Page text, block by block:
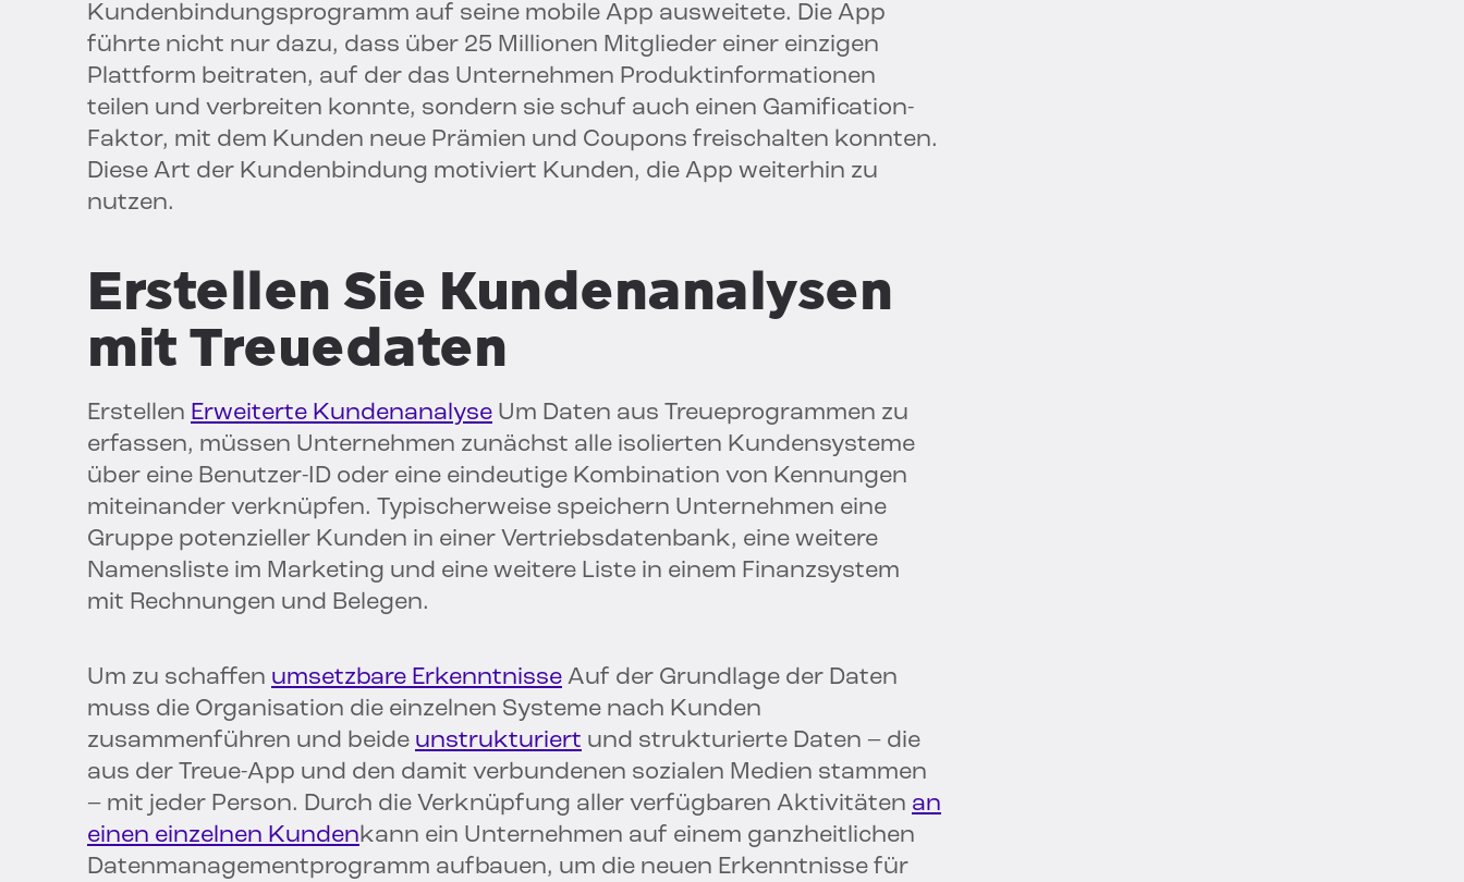
Kundenbindungsprogramm auf seine mobile App ausweitete. Die App
führte nicht nur dazu, dass über 25 Millionen Mitglieder einer einzigen
Plattform beitraten, auf der das Unternehmen Produktinformationen
teilen und verbreiten konnte, sondern sie schuf auch einen Gamification-
Faktor, mit dem Kunden neue Prämien und Coupons freischalten konnten.
Diese Art der Kundenbindung motiviert Kunden, die App weiterhin zu
nutzen.
Erstellen Sie Kundenanalysen
mit Treuedaten
Erstellen Erweiterte Kundenanalyse Um Daten aus Treueprogrammen zu
erfassen, müssen Unternehmen zunächst alle isolierten Kundensysteme
über eine Benutzer-ID oder eine eindeutige Kombination von Kennungen
miteinander verknüpfen. Typischerweise speichern Unternehmen eine
Gruppe potenzieller Kunden in einer Vertriebsdatenbank, eine weitere
Namensliste im Marketing und eine weitere Liste in einem Finanzsystem
mit Rechnungen und Belegen.
Um zu schaffen umsetzbare Erkenntnisse Auf der Grundlage der Daten
muss die Organisation die einzelnen Systeme nach Kunden
zusammenführen und beide unstrukturiert und strukturierte Daten – die
aus der Treue-App und den damit verbundenen sozialen Medien stammen
– mit jeder Person. Durch die Verknüpfung aller verfügbaren Aktivitäten an
einen einzelnen Kundenkann ein Unternehmen auf einem ganzheitlichen
Datenmanagementprogramm aufbauen, um die neuen Erkenntnisse für